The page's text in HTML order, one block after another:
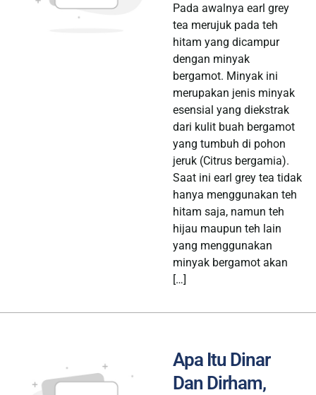
Pada awalnya earl grey
tea merujuk pada teh
hitam yang dicampur
dengan minyak
bergamot. Minyak ini
merupakan jenis minyak
esensial yang diekstrak
dari kulit buah bergamot
yang tumbuh di pohon
jeruk (Citrus bergamia).
Saat ini earl grey tea tidak
hanya menggunakan teh
hitam saja, namun teh
hijau maupun teh lain
yang menggunakan
minyak bergamot akan
[…]
Apa Itu Dinar
Dan Dirham,